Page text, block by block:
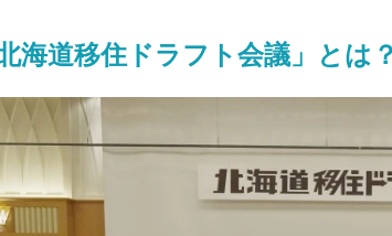
北海道移住ドラフト会議」とは？